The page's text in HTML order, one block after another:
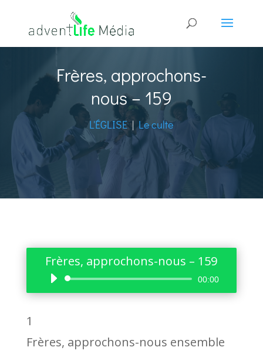
Frères, approchons-
nous – 159
L'ÉGLISE|Le culte
Frères, approchons-nous – 159
Lecteur
audio
00:00
1
Frères, approchons-nous ensemble